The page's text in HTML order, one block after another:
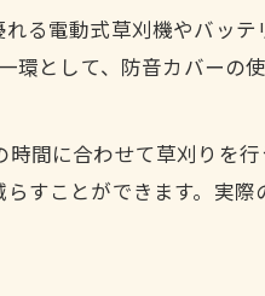
るときのコミュニケーシ
音への気配りポイント
回避する心構え
ないための注意点とは
防ぐための行動指針
る電動式草刈機やバッ
として、防音カバーの
間に合わせて草刈りを
すことができます。実